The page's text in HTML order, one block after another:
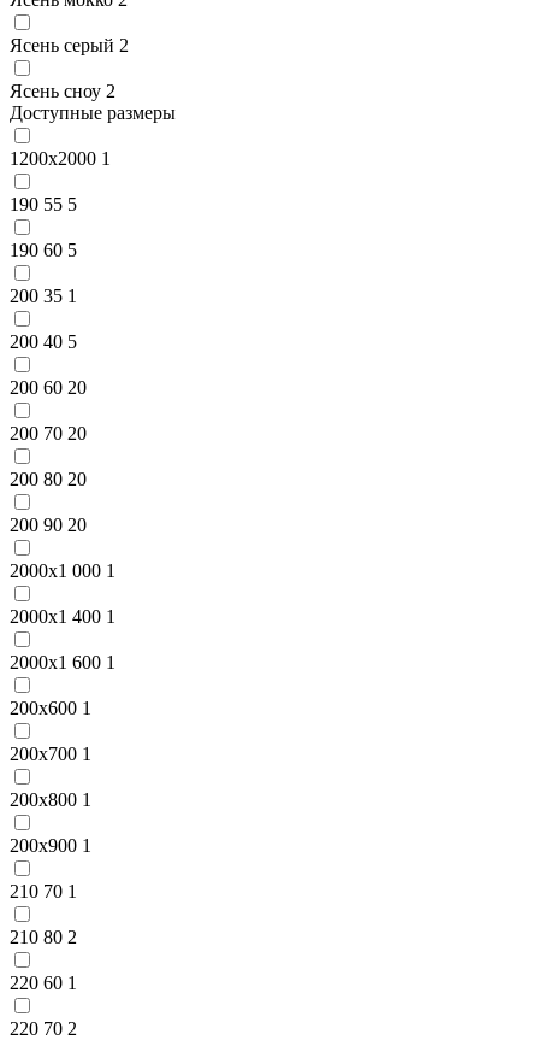
Ясень серый 2
Ясень сноу 2
Доступные размеры
1200x2000 1
190 55 5
190 60 5
200 35 1
200 40 5
200 60 20
200 70 20
200 80 20
200 90 20
2000x1 000 1
2000x1 400 1
2000x1 600 1
200x600 1
200x700 1
200x800 1
200x900 1
210 70 1
210 80 2
220 60 1
220 70 2